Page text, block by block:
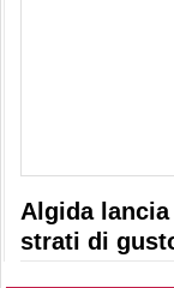
Algida
strati di